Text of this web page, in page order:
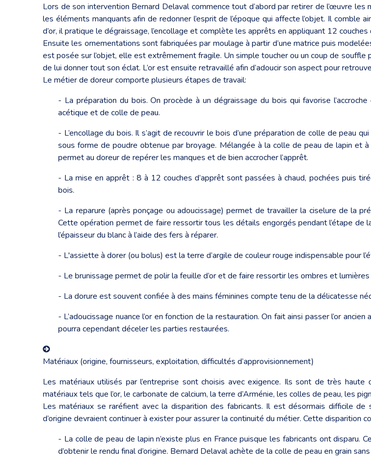
Lors de son intervention Bernard Delaval commence tout d’abord par retirer de l’œuvre
les éléments manquants afin de redonner l’esprit de l’époque qui affecte l’objet. Il comble
d’or, il pratique le dégraissage, l’encollage et complète les apprêts en appliquant 12
Ensuite les ornementations sont fabriquées par moulage à partir d’une matrice puis
est posée sur l’objet, elle est extrêmement fragile. Un simple toucher ou un coup de souffle
de lui donner tout son éclat. L’or est ensuite retravaillé afin d’adoucir son aspect pour
Le métier de doreur comporte plusieurs étapes de travail:
- La préparation du bois. On procède à un dégraissage du bois qui favorise
acétique et de colle de peau.
- L’encollage du bois. Il s’agit de recouvrir le bois d’une préparation de colle de
sous forme de poudre obtenue par broyage. Mélangée à la colle de peau de lapin et
permet au doreur de repérer les manques et de bien accrocher l’apprêt.
- La mise en apprêt : 8 à 12 couches d’apprêt sont passées à chaud, pochées puis
bois.
- La reparure (après ponçage ou adoucissage) permet de travailler la ciselure de la
Cette opération permet de faire ressortir tous les détails engorgés pendant l’étape
l’épaisseur du blanc à l’aide des fers à réparer.
- L'assiette à dorer (ou bolus) est la terre d’argile de couleur rouge indispensable pour
- Le brunissage permet de polir la feuille d’or et de faire ressortir les ombres et
- La dorure est souvent confiée à des mains féminines compte tenu de la délicatesse
- L’adoucissage nuance l’or en fonction de la restauration. On fait ainsi passer l’or
pourra cependant déceler les parties restaurées.
Matériaux (origine, fournisseurs, exploitation, difficultés d’approvisionnement)
Les matériaux utilisés par l’entreprise sont choisis avec exigence. Ils sont de très
matériaux tels que l’or, le carbonate de calcium, la terre d’Arménie, les colles de peau, les
Les matériaux se raréfient avec la disparition des fabricants. Il est désormais difficile de
d’origine devraient continuer à exister pour assurer la continuité du métier. Cette disparition
- La colle de peau de lapin n’existe plus en France puisque les fabricants ont disparu.
d’obtenir le rendu final d’origine. Bernard Delaval achète de la colle de peau en grain